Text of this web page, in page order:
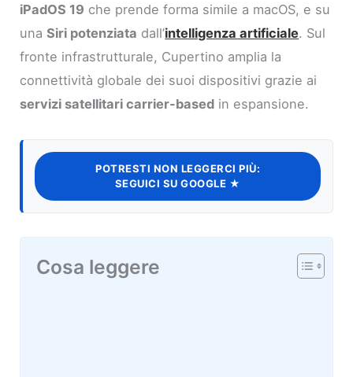
iPadOS 19 che prende forma simile a macOS, e su
unaSiri potenziata dall’intelligenza artificiale. Sul
fronte infrastrutturale, Cupertino amplia la
connettività globale dei suoi dispositivi grazie ai
servizi satellitari carrier-based in espansione.
POTRESTI NON LEGGERCI PIÙ:
SEGUICI SU GOOGLE ★
Cosa leggere